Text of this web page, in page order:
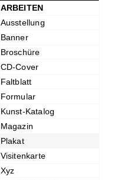
ARBEITEN
Ausstellung
Banner
Broschüre
CD-Cover
Faltblatt
Formular
Kunst-Katalog
Magazin
Plakat
Visitenkarte
Xyz